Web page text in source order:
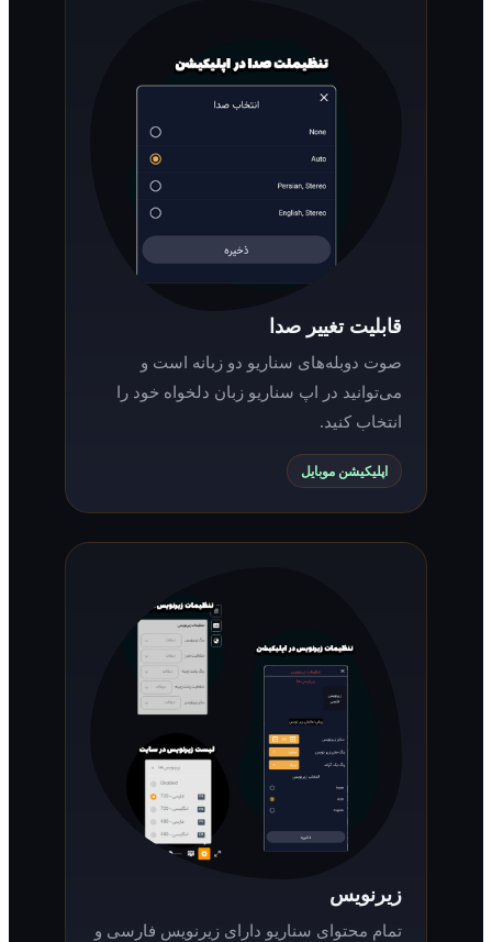
قابلیت تغییر صدا
صوت دوبله‌های سناریو دو زبانه است و
می‌توانید در اپ سناریو زبان دلخواه خود را
انتخاب کنید.
اپلیکیشن موبایل
تمام محتوای سناریو دارای زیرنویس فارسی و